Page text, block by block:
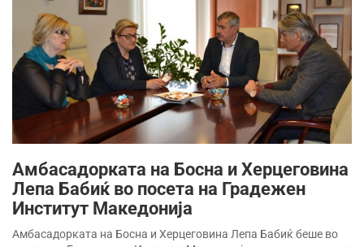
Амбасадорката на Босна и Херцеговина
Лепа Бабиќ во посета на Градежен
Институт Македонија
Амбасадорката на Босна и Херцеговина Лепа Бабиќ беше во